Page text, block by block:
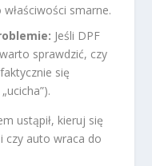
smarne.
Jeśli DPF
sprawdzić, czy
się
ustąpił, kieruj się
czy auto wraca do